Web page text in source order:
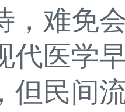
，难免
代医学
但民间